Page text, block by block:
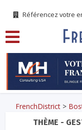
Référencez votre
FrenchDistrict >
THÈME -